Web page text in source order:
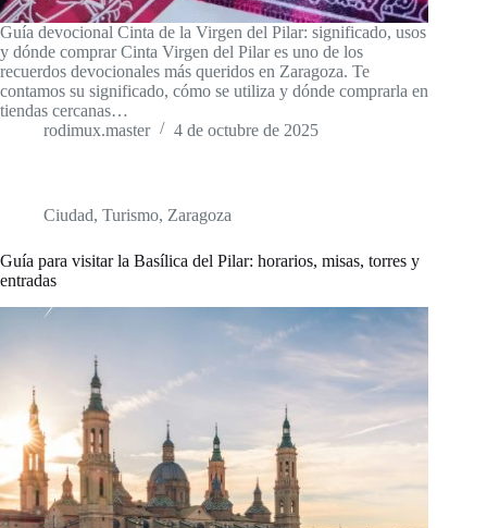
Guía devocional Cinta de la Virgen del Pilar: significado, usos
y dónde comprar Cinta Virgen del Pilar es uno de los
recuerdos devocionales más queridos en Zaragoza. Te
contamos su significado, cómo se utiliza y dónde comprarla en
tiendas cercanas…
rodimux.master
4 de octubre de 2025
Ciudad, Turismo, Zaragoza
Guía para visitar la Basílica del Pilar: horarios, misas, torres y
entradas